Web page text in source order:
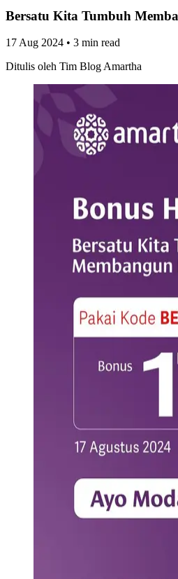
Bersatu Kita Tumbuh
17 Aug 2024 • 3 min read
Ditulis oleh Tim Blog Amartha